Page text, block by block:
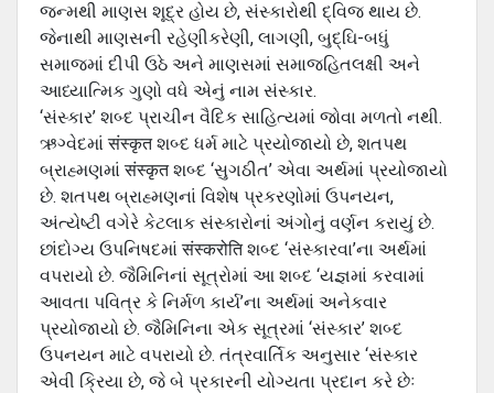
જન્‍મથી માણસ શૂદ્ર હોય છે, સંસ્‍કારોથી દ્વિજ થાય છે.
જેનાથી માણસની રહેણીકરેણી, લાગણી, બુદ્ઘિ-બધું
સમાજમાં દીપી ઉઠે અને માણસમાં સમાજહિતલક્ષી અને
આધ્‍યાત્મિક ગુણો વધે એનું નામ સંસ્‍કાર.
‘સંસ્‍કાર’ શબ્‍દ પ્રાચીન વૈદિક સાહિત્‍યમાં જોવા મળતો નથી.
ઋગ્‍વેદમાં संस्कृत શબ્‍દ ધર્મ માટે પ્રયોજાયો છે, શતપથ
બ્રાહ્મણમાં संस्कृत શબ્‍દ ‘સુગઠીત’ એવા અર્થમાં પ્રયોજાયો
છે. શતપથ બ્રાહ્મણનાં વિશેષ પ્રકરણોમાં ઉપનયન,
અંત્‍યેષ્‍ટી વગેરે કેટલાક સંસ્‍કારોનાં અંગોનું વર્ણન કરાયું છે.
છાંદોગ્‍ય ઉપનિષદમાં संस्करोति શબ્‍દ ‘સંસ્‍કારવા’ના અર્થમાં
વપરાયો છે. જૈ‍મિનિનાં સૂત્રોમાં આ શબ્‍દ ‘યજ્ઞમાં કરવામાં
આવતા પવિત્ર કે નિર્મળ કાર્ય’ના અર્થમાં અનેકવાર
પ્રયોજાયો છે. જૈમિનિના એક સૂત્રમાં ‘સંસ્‍કાર’ શબ્‍દ
ઉપનયન માટે વપરાયો છે. તંત્રવાર્તિક અનુસાર ‘સંસ્‍કાર
એવી ક્રિયા છે, જે બે પ્રકારની યોગ્‍યતા પ્રદાન કરે છેઃ